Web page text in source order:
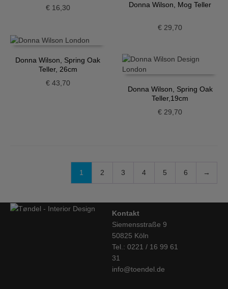
€16,30 Donna Wilson, Mog Teller
€ 29,70
Donna Wilson, Spring Oak
Teller, 26cm
€43,70
Donna Wilson, Spring Oak
Teller,19cm
€ 29,70
1 2 3 4 5 6 →
Kontakt
Siemensstraße 9
50825 Köln
Tel.: 0221 / 16 99 61
31
info@toendel.de